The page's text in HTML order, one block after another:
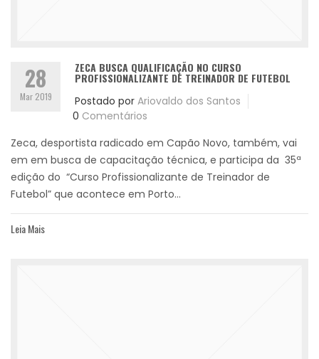
28
Mar 2019
ZECA BUSCA QUALIFICAÇÃO NO CURSO
PROFISSIONALIZANTE DE TREINADOR DE FUTEBOL
Postado por Ariovaldo dos Santos
0 Comentários
Zeca, desportista radicado em Capão Novo, também, vai
em em busca de capacitação técnica, e participa da 35ª
edição do “Curso Profissionalizante de Treinador de
Futebol” que acontece em Porto...
Leia Mais